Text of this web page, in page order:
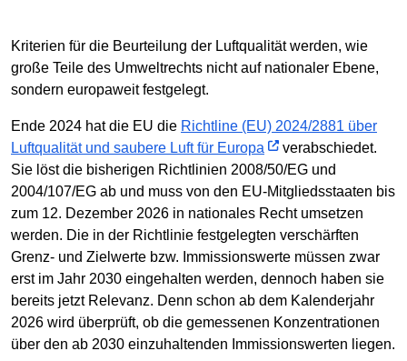
Kriterien für die Beurteilung der Luftqualität werden, wie
große Teile des Umweltrechts nicht auf nationaler Ebene,
sondern europaweit festgelegt.
Ende 2024 hat die EU die Richtline (EU) 2024/2881 über
Luftqualität und saubere Luft für Europa
verabschiedet.
Sie löst die bisherigen Richtlinien 2008/50/EG und
2004/107/EG ab und muss von den EU-Mitgliedsstaaten bis
zum 12. Dezember 2026 in nationales Recht umsetzen
werden. Die in der Richtlinie festgelegten verschärften
Grenz- und Zielwerte bzw. Immissionswerte müssen zwar
erst im Jahr 2030 eingehalten werden, dennoch haben sie
bereits jetzt Relevanz. Denn schon ab dem Kalenderjahr
2026 wird überprüft, ob die gemessenen Konzentrationen
über den ab 2030 einzuhaltenden Immissionswerten liegen.